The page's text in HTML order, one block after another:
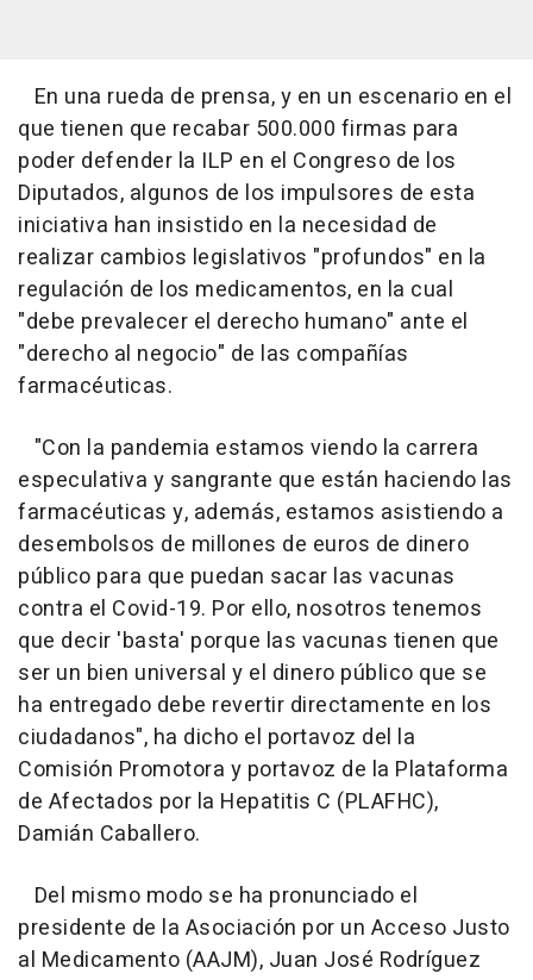
En una rueda de prensa, y en un escenario en el
que tienen que recabar 500.000 firmas para
poder defender la ILP en el Congreso de los
Diputados, algunos de los impulsores de esta
iniciativa han insistido en la necesidad de
realizar cambios legislativos "profundos" en la
regulación de los medicamentos, en la cual
"debe prevalecer el derecho humano" ante el
"derecho al negocio" de las compañías
farmacéuticas.
"Con la pandemia estamos viendo la carrera
especulativa y sangrante que están haciendo las
farmacéuticas y, además, estamos asistiendo a
desembolsos de millones de euros de dinero
público para que puedan sacar las vacunas
contra el Covid-19. Por ello, nosotros tenemos
que decir 'basta' porque las vacunas tienen que
ser un bien universal y el dinero público que se
ha entregado debe revertir directamente en los
ciudadanos", ha dicho el portavoz del la
Comisión Promotora y portavoz de la Plataforma
de Afectados por la Hepatitis C (PLAFHC),
Damián Caballero.
Del mismo modo se ha pronunciado el
presidente de la Asociación por un Acceso Justo
al Medicamento (AAJM), Juan José Rodríguez